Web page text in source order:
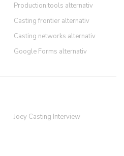
Production.tools alternativ
Casting frontier alternativ
Casting networks alternativ
Google Forms alternativ
Joey Casting Interview